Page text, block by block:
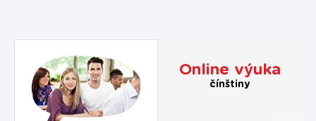
Online výuka
čínštiny